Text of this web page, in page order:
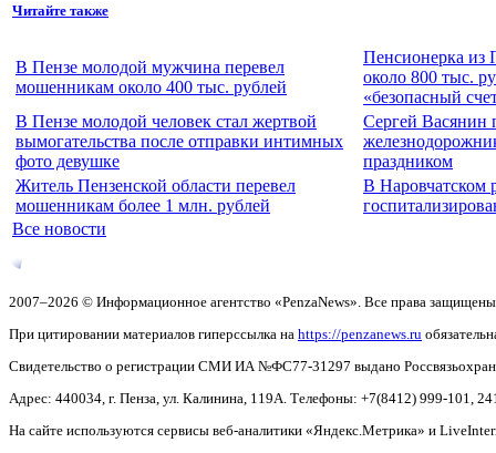
Читайте также
В Пензе молодой мужчина перевел
мошенникам около 400 тыс. рублей
Пенсионерка из
около 800 тыс.
«безопасный
В Пензе молодой человек стал жертвой
вымогательства после отправки интимных
фото девушке
Сергей Васянин
праздником
Житель Пензенской области перевел
мошенникам более 1 млн. рублей
В Наровчатском
Все новости
2007–2026 © Информационное агентство «PenzaNews». Все права
При цитировании материалов гиперссылка на https://penzanews.ru
Свидетельство о регистрации СМИ ИА №ФС77-31297 выдано
Адрес: 440034, г. Пенза, ул. Калинина, 119А. Телефоны: +7(8412) 999-101,
На сайте используются сервисы веб-аналитики «Яндекс.Метрика» и